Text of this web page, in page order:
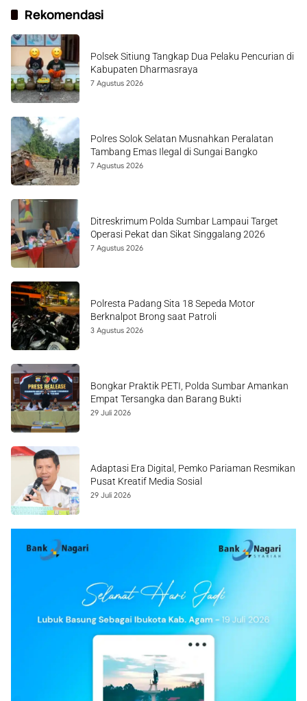
Rekomendasi
Polsek Sitiung Tangkap Dua Pelaku Pencurian di
Kabupaten Dharmasraya
7 Agustus 2026
Polres Solok Selatan Musnahkan Peralatan
Tambang Emas Ilegal di Sungai Bangko
7 Agustus 2026
Ditreskrimum Polda Sumbar Lampaui Target
Operasi Pekat dan Sikat Singgalang 2026
7 Agustus 2026
Polresta Padang Sita 18 Sepeda Motor
Berknalpot Brong saat Patroli
3 Agustus 2026
Bongkar Praktik PETI, Polda Sumbar Amankan
Empat Tersangka dan Barang Bukti
29 Juli 2026
Adaptasi Era Digital, Pemko Pariaman Resmikan
Pusat Kreatif Media Sosial
29 Juli 2026